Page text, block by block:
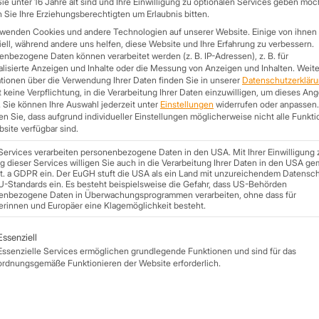
Die Neuheit für extravagante
Die Deckschicht aus
wetterbeständig dank dem
Cortenstahl bildet auf der
besonders dichte Sperrschicht
weiterer Korrosion schützen.
Sandwichplatten.
Neugierig geworden?
Dann komm direkt vorbei oder
0341 520 19 139
Sie Ihre Erziehungsberechtigten um Erlaubnis bitten.
Cookies und andere Technologien auf unserer Website. Einige von ihnen
während andere uns helfen, diese Website und Ihre Erfahrung zu verbessern.
Daten können verarbeitet werden (z. B. IP-Adressen), z. B. für
Anzeigen und Inhalte oder die Messung von Anzeigen und Inhalten.
über die Verwendung Ihrer Daten finden Sie in unserer
keine Verpflichtung, in die Verarbeitung Ihrer Daten einzuwilligen, um dieses
Sie können Ihre Auswahl jederzeit unter Einstellungen widerrufen oder anpassen.
Sie, dass aufgrund individueller Einstellungen möglicherweise nicht alle
verfügbar sind.
verarbeiten personenbezogene Daten in den USA. Mit Ihrer Einwilligung
dieser Services willigen Sie auch in die Verarbeitung Ihrer Daten in den USA
a GDPR ein. Der EuGH stuft die USA als ein Land mit unzureichendem
Standards ein. Es besteht beispielsweise die Gefahr, dass US-Behörden
Daten in Überwachungsprogrammen verarbeiten, ohne dass für
und Europäer eine Klagemöglichkeit besteht.
eine Liste der Service-Gruppen, für die eine Einwilligung
Services ermöglichen grundlegende Funktionen und sind für das
Funktionieren der Website erforderlich.